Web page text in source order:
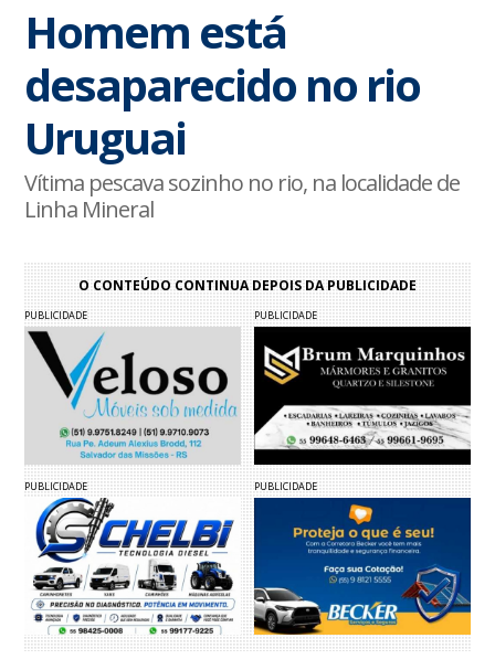
Homem está
desaparecido no rio
Uruguai
Vítima pescava sozinho no rio, na localidade de
Linha Mineral
O CONTEÚDO CONTINUA DEPOIS DA PUBLICIDADE
PUBLICIDADE PUBLICIDADE
PUBLICIDADE PUBLICIDADE